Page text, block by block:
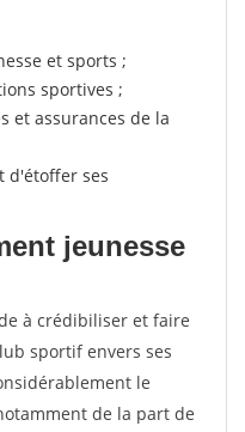
et sports ;
sportives ;
et assurances de la
d'étoffer ses
jeunesse
à crédibiliser et faire
sportif envers ses
le
de la part de